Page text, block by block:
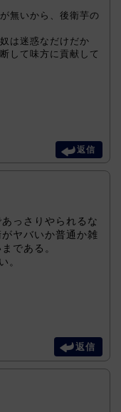
無いから、後衛芋の
は迷惑なだけだか
して味方に貢献して
返信
っさりやられるな
ヤバいか普通か雑
である。
。
返信